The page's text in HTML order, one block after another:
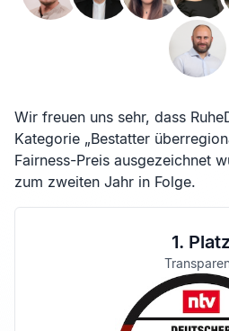
Wir freuen uns sehr, dass
Kategorie „Bestatter
Fairness-Preis ausgezeichnet
zum zweiten Jahr in Folge.
1.